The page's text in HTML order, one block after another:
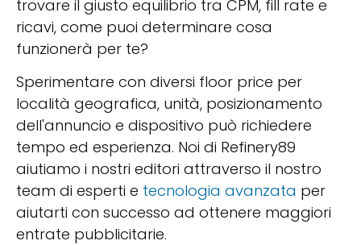
trovare il giusto equilibrio tra CPM, fill rate e
ricavi, come puoi determinare cosa
funzionerà per te?
Sperimentare con diversi floor price per
località geografica, unità, posizionamento
dell'annuncio e dispositivo può richiedere
tempo ed esperienza. Noi di Refinery89
aiutiamo i nostri editori attraverso il nostro
team di esperti e tecnologia avanzata per
aiutarti con successo ad ottenere maggiori
entrate pubblicitarie.